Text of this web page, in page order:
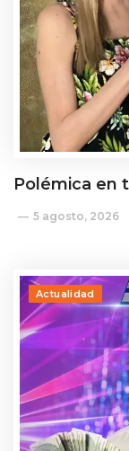
Polémica en
5 agosto, 2026
Actualidad